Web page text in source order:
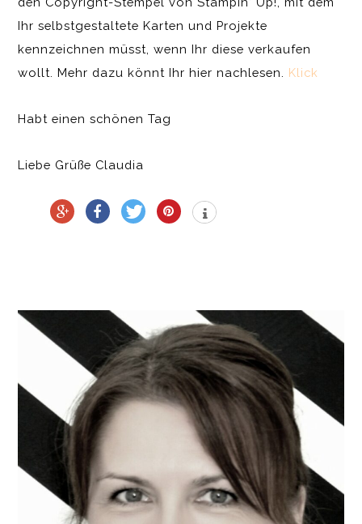
Ihr selbstgestaltete Karten und Projekte
kennzeichnen müsst, wenn Ihr diese verkaufen
wollt. Mehr dazu könnt Ihr hier nachlesen. Klick
Habt einen schönen Tag
Liebe Grüße Claudia